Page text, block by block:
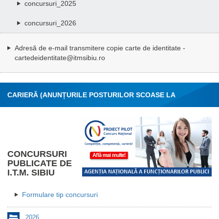
concursuri_2025
concursuri_2026
Adresă de e-mail transmitere copie carte de identitate -
cartedeidentitate@itmsibiu.ro
CARIERĂ (ANUNȚURILE POSTURILOR SCOASE LA
CONCURSURI
PUBLICATE DE
I.T.M. SIBIU
Formulare tip concursuri
2026